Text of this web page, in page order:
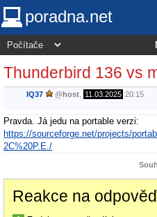
poradna.net
Thunderbird 136 vs
IQ37 @host 11.03.2025 20:15
Pravda. Já jedu na portable verzi:
https://sourceforge.net/projects/
2C%20P.E./
Reakce na odpověď